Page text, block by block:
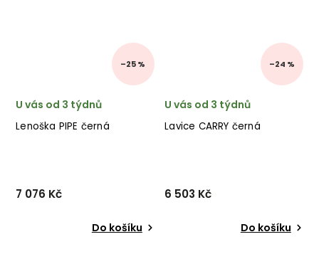
–25 %
Lenoška PIPE černá
U vás od 3 týdnů
7 076 Kč
Do košíku
–24 %
Lavice CARRY černá
U vás od 3 týdnů
6 503 Kč
Do košíku